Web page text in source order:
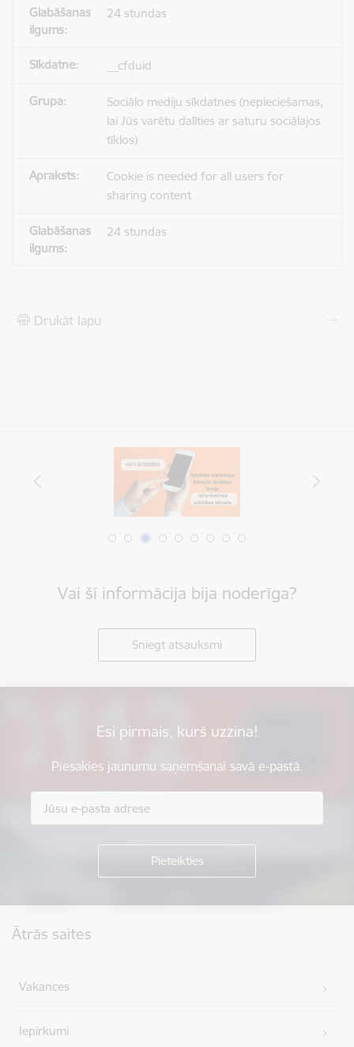
24 stundas
__cfduid
Sociālo mediju sīkdatnes (nepieciešamas,
lai Jūs varētu dalīties ar saturu sociālajos
tīklos)
Cookie is needed for all users for
sharing content
24 stundas
Drukāt lapu
Vai šī informācija bija noderīga?
Sniegt atsauksmi
Esi pirmais, kurš uzzina!
Piesakies jaunumu saņemšanai savā e-pastā.
Ātrās saites
Vakances
Iepirkumi